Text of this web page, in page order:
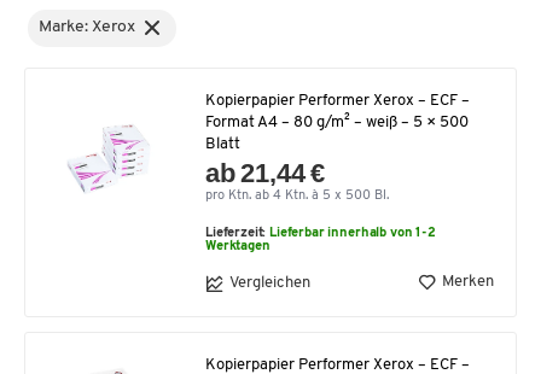
Marke: Xerox
Kopierpapier Performer Xerox – ECF –
Format A4 – 80 g/m² – weiß – 5 × 500
Blatt
ab 21,44 €
pro Ktn. ab 4 Ktn. à 5 x 500 Bl.
Lieferzeit: Lieferbar innerhalb von 1-2
Werktagen
Vergleichen Merken
Kopierpapier Performer Xerox – ECF –